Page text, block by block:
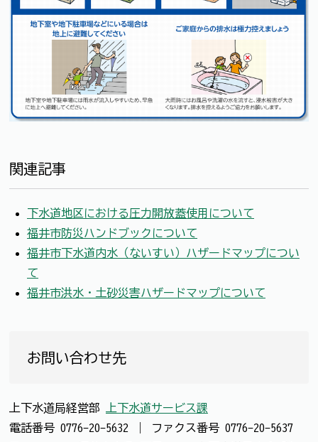
関連記事
下水道地区における圧力開放蓋使用について
福井市防災ハンドブックについて
福井市下水道内水（ないすい）ハザードマップについ
て
福井市洪水・土砂災害ハザードマップについて
お問い合わせ先
上下水道局経営部
上下水道サービス課
電話番号 0776-20-5632 ファクス番号 0776-20-5637